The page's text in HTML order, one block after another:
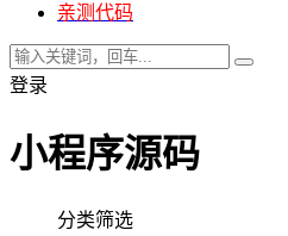
亲测代码
登录
小程序源码
分类筛选